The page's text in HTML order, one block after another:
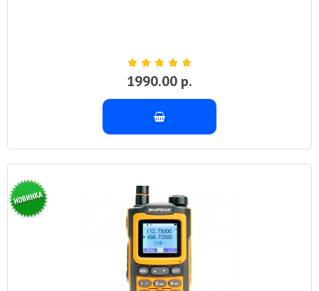
1990.00 р.